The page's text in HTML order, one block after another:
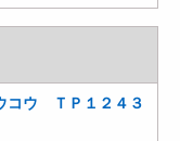
コウ ＴＰ１２４３